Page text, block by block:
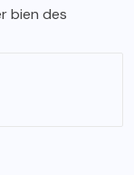
bien des